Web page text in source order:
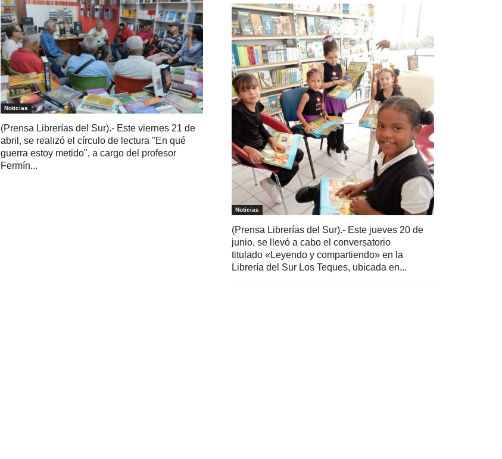
Noticias
(Prensa Librerías del Sur).- Este viernes 21 de
abril, se realizó el círculo de lectura "En qué
guerra estoy metido", a cargo del profesor
Fermín...
Noticias
(Prensa Librerías del Sur).- Este jueves 20 de
junio, se llevó a cabo el conversatorio
titulado «Leyendo y compartiendo» en la
Librería del Sur Los Teques, ubicada en...